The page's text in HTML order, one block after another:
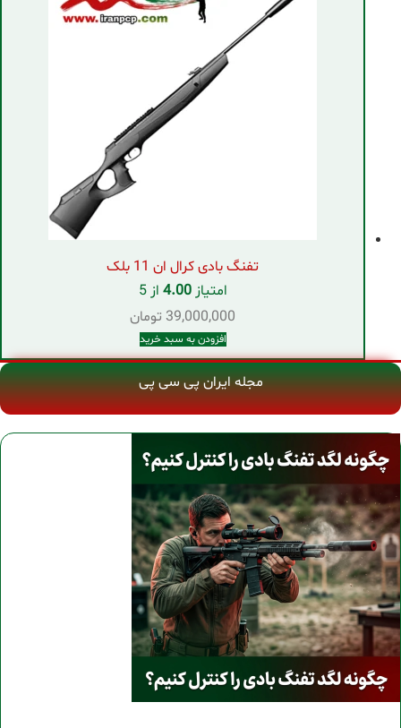
تفنگ بادی کرال ان 11 بلک
امتیاز4.00 از 5
39,000,000 تومان
افزودن به سبد خرید
مجله ایران پی سی پی